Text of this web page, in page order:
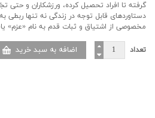
گرفته تا افراد تحصیل کرده، ورزشکاران و حتی
دستاوردهای قابل توجه در زندگی نه تنها ربطی
مخصوصی از اشتیاق و ثبات قدم به نام «عزم»
تعداد